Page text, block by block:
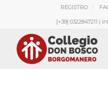
REGISTRO
[+39] 0322847211 |